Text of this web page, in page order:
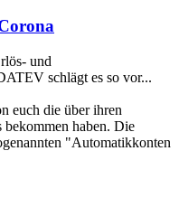
und
schlägt es so vor...
euch die über ihren
bekommen haben. Die
"Automatikkonten